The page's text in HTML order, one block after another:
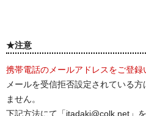
★注意
携帯電話のメールアドレスをご登録
メールを受信拒否設定されている
ません。
下記方法にて「itadaki@colk.net」